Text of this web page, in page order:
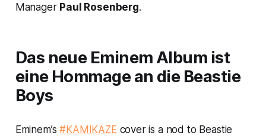
Manager Paul Rosenberg.
Das neue Eminem Album ist
eine Hommage an die Beastie
Boys
Eminem’s#KAMIKAZEcover is a nod to Beastie